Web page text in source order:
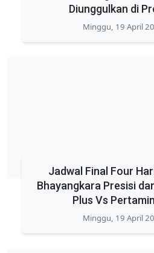
Diunggulkan di
Minggu, 19 April
Jadwal Final Four
Bhayangkara Presisi
Plus Vs
Minggu, 19 April